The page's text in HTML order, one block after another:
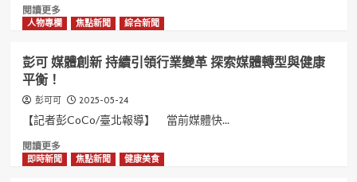
薪
火
傳！
主
持
晴
美
片
榛
媚！
攻
略
舞
步
老
街
美
食
全
閱讀更多Read
more
「臺
新
少
年
志
工
菁
人物專欄 焦點新聞 綜合新聞
彭可 媒體創新 持續引領行業變革 探索媒體轉型與健康
平衡！
彭可可 2025-05-24
【記者彭CoCo/臺北報導】 當前媒體快...
閱讀更多Read
more
即時新聞 焦點新聞 健康美食